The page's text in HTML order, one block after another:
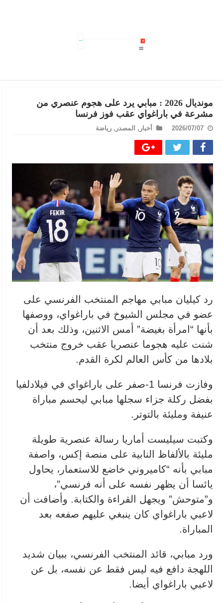
مونديال 2026 : مبابي يرد على هجوم عنصري من
مشرعة في باراغواي عقب فوز فرنسا
2026/07/07 أخبار , المصدر , رياضة
رد كيليان مبابي مهاجم المنتخب الفرنسي على
عضو في مجلس الشيوخ في باراغواي، ووصفها
بأنها “امرأة بغيضة” ⁠أمس الاثنين، وذلك بعد أن
شنت عليه هجوما عنصريا عقب خروج منتخب
بلادها من كأس العالم لكرة القدم.
وفازت فرنسا 1-صفر على باراغواي في فيلادلفيا
بفضل ركلة جزاء سجلها مبابي ​ليحسم مباراة
عنيفة ومليئة بالتوتر.
وكتبت سيليست أماريا رسالة عنصرية طويلة
مليئة بالألفاظ النابية على منصة إكس، واصفة
مبابي بأنه “كاميروني ⁠خاضع للاستعمار، يحاول
يائسا أن يظهر نفسه على أنه فرنسي”،
و”متوحش” ويجهل القراءة والكتابة. وأضافت أن
لاعبي باراغواي كان ينبغي عليهم صفعه ⁠بعد
المباراة.
ورد مبابي، قائد المنتخب الفرنسي، ببيان شديد
اللهجة دافع فيه ليس فقط عن نفسه، بل عن
لاعبي باراغواي أيضا.